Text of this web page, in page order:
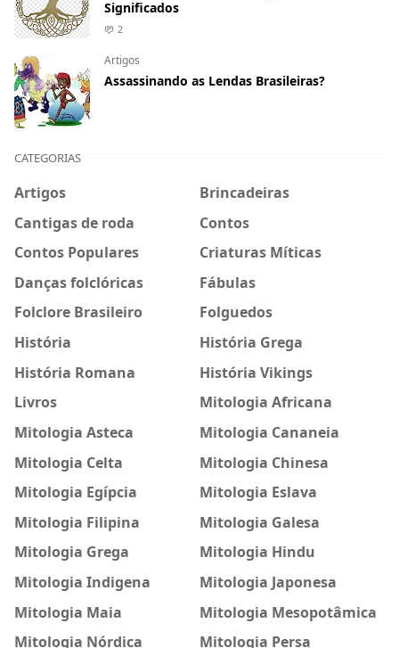
Significados
2
Artigos
Assassinando as Lendas Brasileiras?
CATEGORIAS
Artigos
Brincadeiras
Cantigas de roda
Contos
Contos Populares
Criaturas Míticas
Danças folclóricas
Fábulas
Folclore Brasileiro
Folguedos
História
História Grega
História Romana
História Vikings
Livros
Mitologia Africana
Mitologia Asteca
Mitologia Cananeia
Mitologia Celta
Mitologia Chinesa
Mitologia Egípcia
Mitologia Eslava
Mitologia Filipina
Mitologia Galesa
Mitologia Grega
Mitologia Hindu
Mitologia Indigena
Mitologia Japonesa
Mitologia Maia
Mitologia Mesopotâmica
Mitologia Nórdica
Mitologia Persa